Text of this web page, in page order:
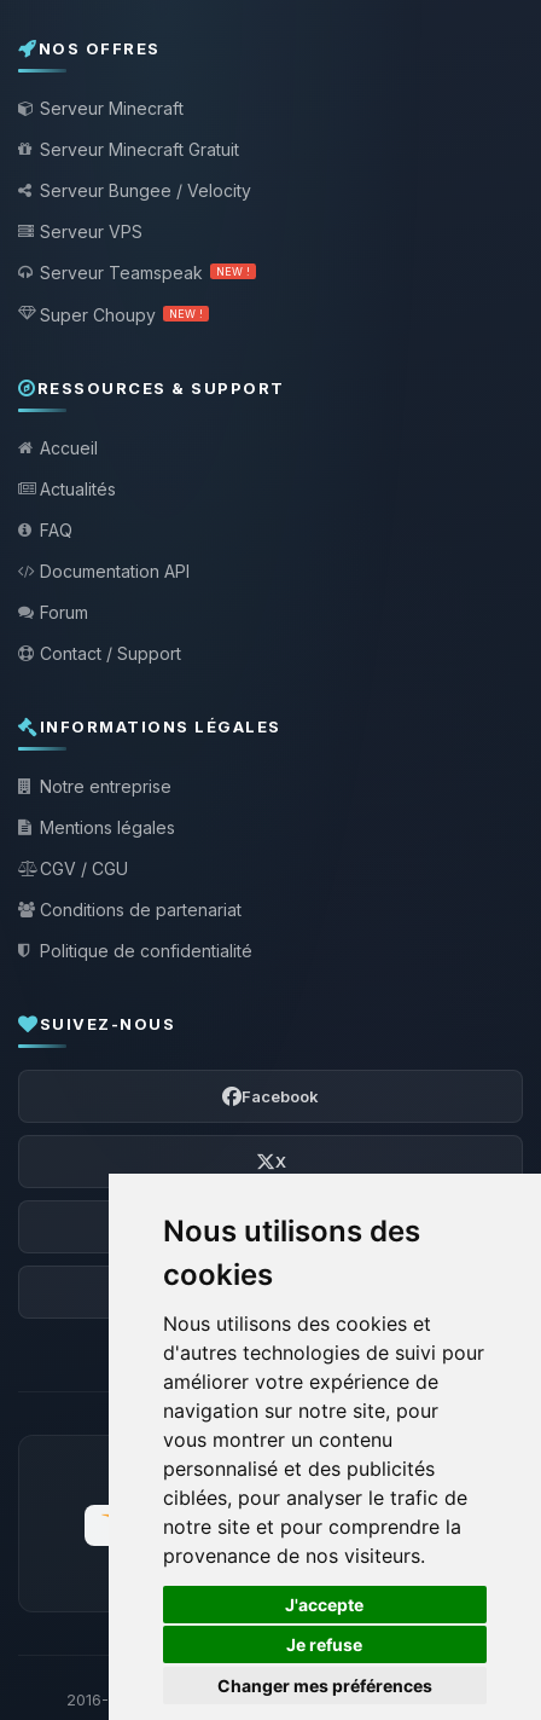
Nous utilisons des
cookies
Nous utilisons des cookies et
d'autres technologies de suivi pour
améliorer votre expérience de
navigation sur notre site, pour
vous montrer un contenu
personnalisé et des publicités
ciblées, pour analyser le trafic de
notre site et pour comprendre la
provenance de nos visiteurs.
J'accepte
Je refuse
Changer mes préférences
NOS OFFRES
Serveur Minecraft
Serveur Minecraft Gratuit
Serveur Bungee / Velocity
Serveur VPS
Serveur Teamspeak
NEW !
Super Choupy NEW !
RESSOURCES & SUPPORT
Accueil
Actualités
FAQ
Documentation API
Forum
Contact / Support
INFORMATIONS LÉGALES
Notre entreprise
Mentions légales
CGV / CGU
Conditions de partenariat
Politique de confidentialité
SUIVEZ-NOUS
Facebook
X
Discord
Forum
MOYENS DE PAIEMENT ACCEPTÉS
2016-26 © BoxToPlay - ByteLogic tous droits réservés
🍪